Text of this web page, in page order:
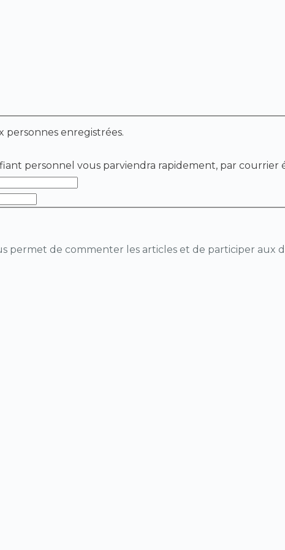
sur un forum réservé aux personnes enregistrées.
personnel vous parviendra rapidement, par courrier
permet de commenter les articles et de participer aux